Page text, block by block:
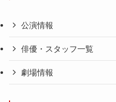
公演情報
俳優・スタッフ一覧
劇場情報